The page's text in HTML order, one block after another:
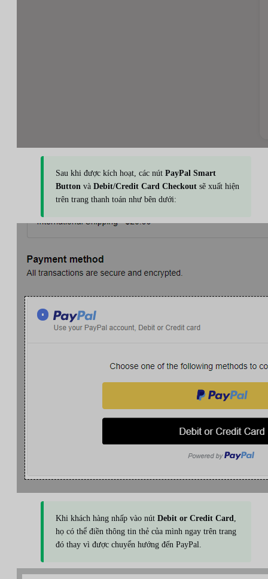
Sau khi được kích hoạt, các nút PayPal Smart
Button và Debit/Credit Card Checkout sẽ xuất hiện
trên trang thanh toán như bên dưới:
Khi khách hàng nhấp vào nút Debit or Credit Card,
họ có thể điền thông tin thẻ của mình ngay trên trang
đó thay vì được chuyển hướng đến PayPal.